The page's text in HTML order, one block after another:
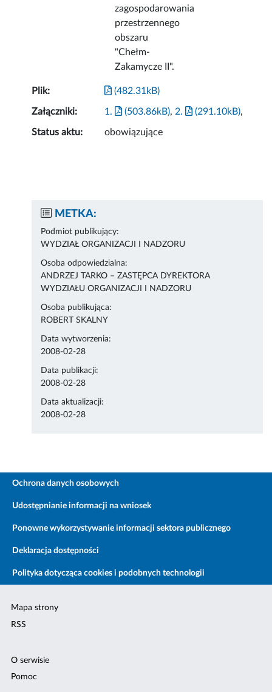
zagospodarowania
przestrzennego
obszaru
"Chełm-
Zakamycze II".
Plik: (482.31kB)
Załączniki: 1. (503.86kB), 2. (291.10kB),
Status aktu: obowiązujące
METKA:
Podmiot publikujący:
WYDZIAŁ ORGANIZACJI I NADZORU
Osoba odpowiedzialna:
ANDRZEJ TARKO – ZASTĘPCA DYREKTORA
WYDZIAŁU ORGANIZACJI I NADZORU
Osoba publikująca:
ROBERT SKALNY
Data wytworzenia:
2008-02-28
Data publikacji:
2008-02-28
Data aktualizacji:
2008-02-28
Ochrona danych osobowych
Udostępnianie informacji na wniosek
Ponowne wykorzystywanie informacji sektora publicznego
Deklaracja dostępności
Polityka dotycząca cookies i podobnych technologii
Mapa strony
RSS
O serwisie
Pomoc